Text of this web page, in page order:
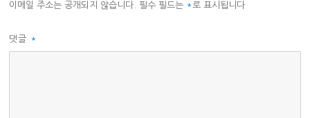
이메일 주소는 공개되지 않습니다. 필수 필드는 *로 표시됩니다
댓글 *